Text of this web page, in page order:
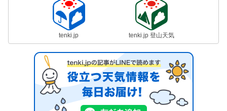
tenki.jp tenki.jp 登山天気